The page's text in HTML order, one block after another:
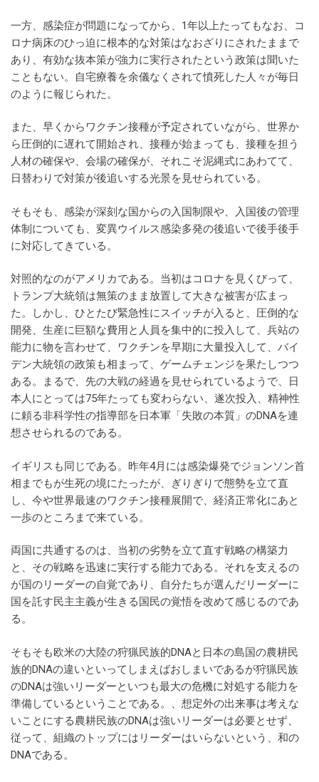
一方、感染症が問題になってから、1年以上たってもなお、コ
ロナ病床のひっ迫に根本的な対策はなおざりにされたままで
あり、有効な抜本策が強力に実行されたという政策は聞いた
こともない。自宅療養を余儀なくされて憤死した人々が毎日
のように報じられた。
また、早くからワクチン接種が予定されていながら、世界か
ら圧倒的に遅れて開始され、接種が始まっても、接種を担う
人材の確保や、会場の確保が、それこそ泥縄式にあわてて、
日替わりで対策が後追いする光景を見せられている。
そもそも、感染が深刻な国からの入国制限や、入国後の管理
体制についても、変異ウイルス感染多発の後追いで後手後手
に対応してきている。
対照的なのがアメリカである。当初はコロナを見くびって、
トランプ大統領は無策のまま放置して大きな被害が広まっ
た。しかし、ひとたび緊急性にスイッチが入ると、圧倒的な
開発、生産に巨額な費用と人員を集中的に投入して、兵站の
能力に物を言わせて、ワクチンを早期に大量投入して、バイ
デン大統領の政策も相まって、ゲームチェンジを果たしつつ
ある。まるで、先の大戦の経過を見せられているようで、日
本人にとっては75年たっても変わらない、遂次投入、精神性
に頼る非科学性の指導部を日本軍「失敗の本質」のDNAを連
想させられるのである。
イギリスも同じである。昨年4月には感染爆発でジョンソン首
相までもが生死の境にたったが、ぎりぎりで態勢を立て直
し、今や世界最速のワクチン接種展開で、経済正常化にあと
一歩のところまで来ている。
両国に共通するのは、当初の劣勢を立て直す戦略の構築力
と、その戦略を迅速に実行する能力である。それを支えるの
が国のリーダーの自覚であり、自分たちが選んだリーダーに
国を託す民主主義が生きる国民の覚悟を改めて感じるのであ
る。
そもそも欧米の大陸の狩猟民族的DNAと日本の島国の農耕民
族的DNAの違いといってしまえばおしまいであるが狩猟民族
のDNAは強いリーダーといつも最大の危機に対処する能力を
準備しているということである。、想定外の出来事は考えな
いことにする農耕民族のDNAは強いリーダーは必要とせず、
従って、組織のトップにはリーダーはいらないという、和の
DNAである。